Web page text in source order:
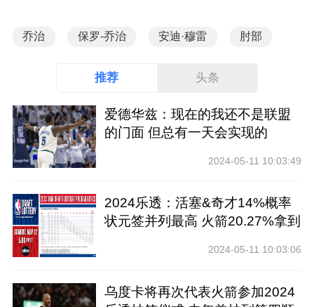
乔治 保罗-乔治 安迪·穆雷 肘部
推荐 头条
爱德华兹：现在的我还不是联盟
的门面 但总有一天会实现的
2024-05-11 10:03:49
2024乐透：活塞&奇才14%概率
状元签并列最高 火箭20.27%拿到
2024-05-11 10:03:06
乌度卡将再次代表火箭参加2024